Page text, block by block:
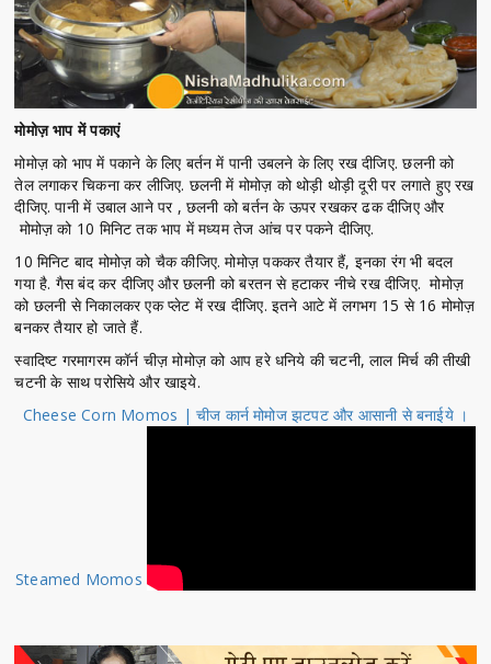
मोमोज़ भाप में पकाएं
मोमोज़ को भाप में पकाने के लिए बर्तन में पानी उबलने के लिए रख दीजिए. छलनी को
तेल लगाकर चिकना कर लीजिए. छलनी में मोमोज़ को थोड़ी थोड़ी दूरी पर लगाते हुए रख
दीजिए. पानी में उबाल आने पर , छलनी को बर्तन के ऊपर रखकर ढक दीजिए और
मोमोज़ को 10 मिनिट तक भाप में मध्यम तेज आंच पर पकने दीजिए.
10 मिनिट बाद मोमोज़ को चैक कीजिए. मोमोज़ पककर तैयार हैं, इनका रंग भी बदल
गया है. गैस बंद कर दीजिए और छलनी को बरतन से हटाकर नीचे रख दीजिए. मोमोज़
को छलनी से निकालकर एक प्लेट में रख दीजिए. इतने आटे में लगभग 15 से 16 मोमोज़
बनकर तैयार हो जाते हैं.
स्वादिष्ट गरमागरम कॉर्न चीज़ मोमोज़ को आप हरे धनिये की चटनी, लाल मिर्च की तीखी
चटनी के साथ परोसिये और खाइये.
Cheese Corn Momos | चीज कार्न मोमोज झटपट और आसानी से बनाईये ।
Steamed Momos